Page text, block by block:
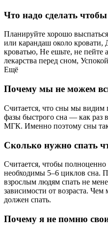
Что надо сделать
Планируйте хорошо
или карандаш около кровати,
кроватью, Не ешьте, не пейте
лекарства перед сном,
Ещё
Почему мы не можем
Считается, что сны мы видим
фазы быстрого сна — как раз
МГК. Именно поэтому сны
Сколько нужно спать
Считается, чтобы полноценно
необходимы 5–6 циклов сна.
взрослым людям спать не
зависимости от возраста.
должен спать.
Почему я не помню